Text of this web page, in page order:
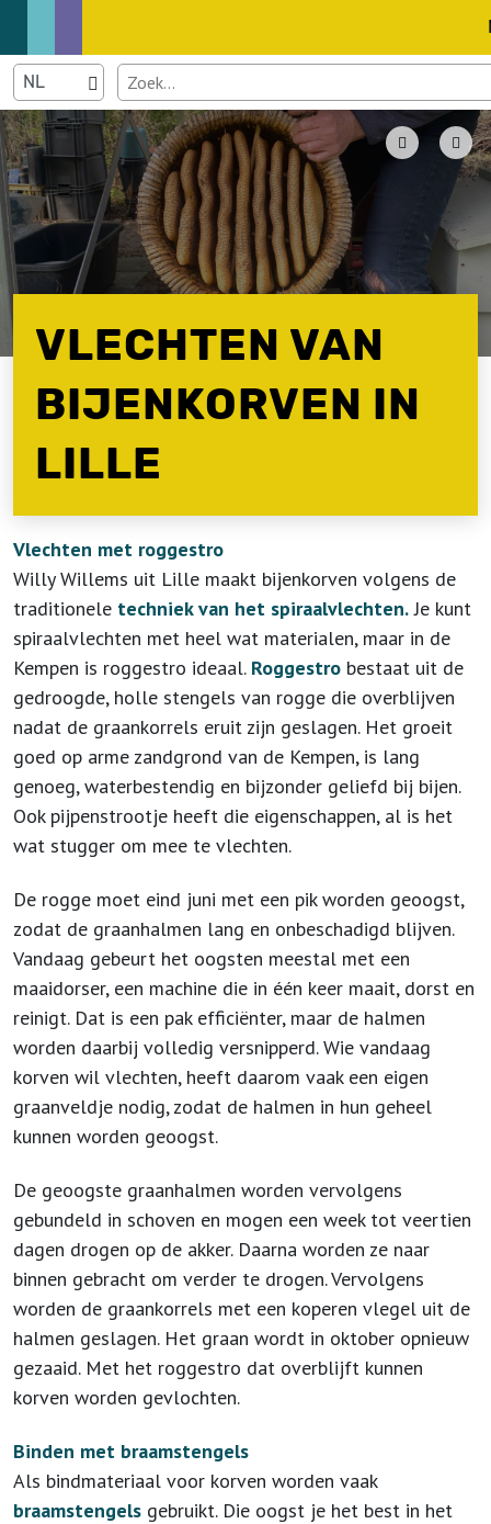
VLECHTEN VAN
BIJENKORVEN IN
LILLE
Vlechten met roggestro
Willy Willems uit Lille maakt bijenkorven volgens de
traditionele techniek van het spiraalvlechten.Je kunt
spiraalvlechten met heel wat materialen, maar in de
Kempen is roggestro ideaal. Roggestro bestaat uit de
gedroogde, holle stengels van rogge die overblijven
nadat de graankorrels eruit zijn geslagen. Het groeit
goed op arme zandgrond van de Kempen, is lang
genoeg, waterbestendig en bijzonder geliefd bij bijen.
Ook pijpenstrootje heeft die eigenschappen, al is het
wat stugger om mee te vlechten.
De rogge moet eind juni met een pik worden geoogst,
zodat de graanhalmen lang en onbeschadigd blijven.
Vandaag gebeurt het oogsten meestal met een
maaidorser, een machine die in één keer maait, dorst en
reinigt. Dat is een pak efficiënter, maar de halmen
worden daarbij volledig versnipperd. Wie vandaag
korven wil vlechten, heeft daarom vaak een eigen
graanveldje nodig, zodat de halmen in hun geheel
kunnen worden geoogst.
De geoogste graanhalmen worden vervolgens
gebundeld in schoven en mogen een week tot veertien
dagen drogen op de akker. Daarna worden ze naar
binnen gebracht om verder te drogen. Vervolgens
worden de graankorrels met een koperen vlegel uit de
halmen geslagen. Het graan wordt in oktober opnieuw
gezaaid. Met het roggestro dat overblijft kunnen
korven worden gevlochten.
Binden met braamstengels
Als bindmateriaal voor korven worden vaak
braamstengels gebruikt. Die oogst je het best in het